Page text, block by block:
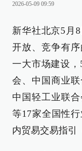
2026-05-09 09:59
新华社北京5月
开放、竞争有
一大市场建设
会、中国商业联
中国轻工业联
等17家全国性
内贸易交易指引